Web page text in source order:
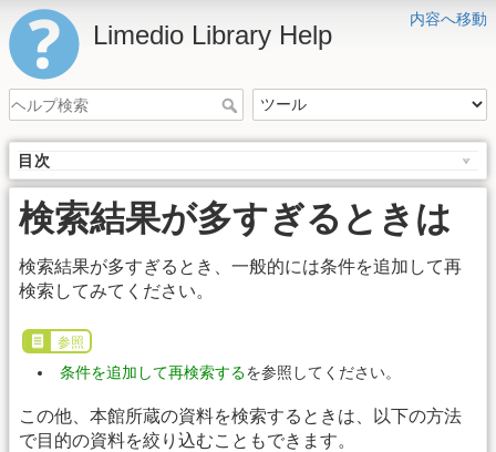
内容へ移動
Limedio Library Help
目次
検索結果が多すぎるときは
検索結果が多すぎるとき、一般的には条件を追加して再
検索してみてください。
参照
条件を追加して再検索するを参照してください。
この他、本館所蔵の資料を検索するときは、以下の方法
で目的の資料を絞り込むこともできます。